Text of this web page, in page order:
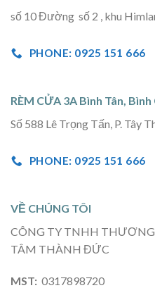
số 10 Đường số 2 , khu
PHONE: 0925 151 666
RÈM CỬA 3A Bình Tân, Bình
Số 588 Lê Trọng Tấn, P. Tây
PHONE: 0925 151 666
VỀ CHÚNG TÔI
CÔNG TY TNHH
TÂM THÀNH ĐỨC
MST: 0317898720